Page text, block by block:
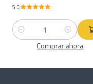
5.0
Cantidad
Comprar ahora